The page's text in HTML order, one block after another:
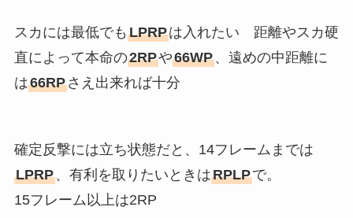
スカには最低でも LPRPは入れたい 距離やスカ硬
直によって本命の2RPや66WP、遠めの中距離に
は66RPさえ出来れば十分
確定反撃には立ち状態だと、14フレームまでは
LPRP、有利を取りたいときはRPLPで。
15フレーム以上は2RP